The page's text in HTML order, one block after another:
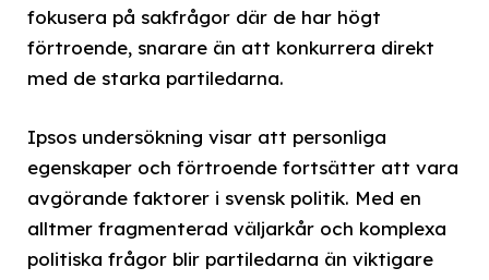
fokusera på sakfrågor där de har högt
förtroende, snarare än att konkurrera direkt
med de starka partiledarna.
Ipsos undersökning visar att personliga
egenskaper och förtroende fortsätter att vara
avgörande faktorer i svensk politik. Med en
alltmer fragmenterad väljarkår och komplexa
politiska frågor blir partiledarna än viktigare